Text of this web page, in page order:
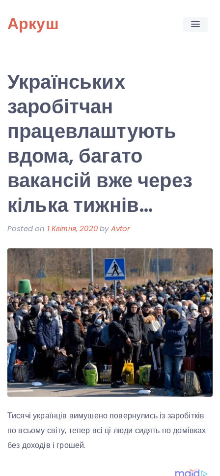
content
Аркуш
Українських
заробітчан
працевлаштують
вдома, багато
вакансій вже через
кілька тижнів…
Posted on 1 Квітня, 2020byAvtor
Тисячі українців вимушено повернулись із заробітків
по всьому світу, тепер всі ці люди сидять по домівках
без доходів і грошей.